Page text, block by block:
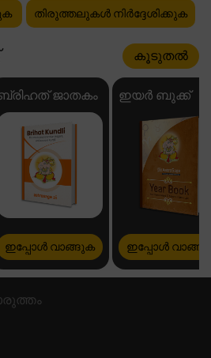
തിരുത്തലുകൾ നിർദ്ദേശിക്കുക
കൂടുതൽ
ജാതകം
ഇപ്പോൾ വാങ്ങുക
ഇയർ ബുക്ക്
ഇപ്പോൾ